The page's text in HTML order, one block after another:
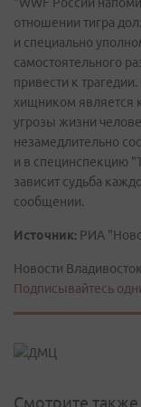
отношении тигра
и специально
самостоятельного
привести к
хищником является
угрозы жизни
незамедлительно
и в специнспекцию
зависит судьба
сообщении.
Источник: РИА
Новости
Подписывайтесь
Смотрите также